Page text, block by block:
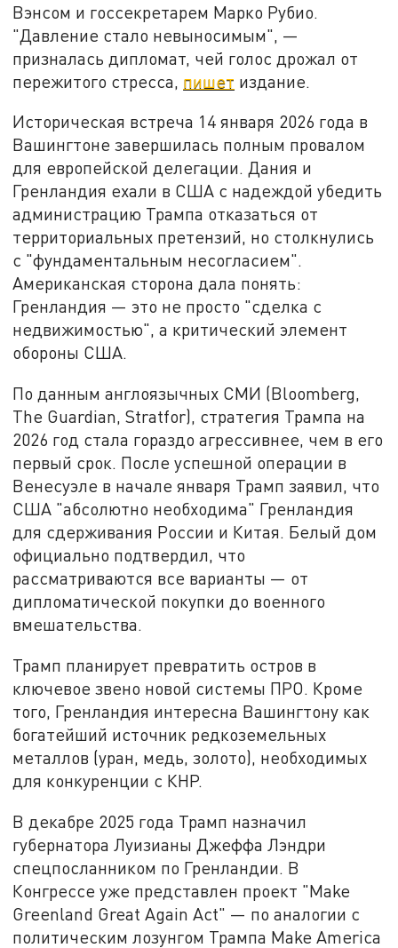
Вэнсом и госсекретарем Марко Рубио.
"Давление стало невыносимым", —
призналась дипломат, чей голос дрожал от
пережитого стресса, пишет издание.
Историческая встреча 14 января 2026 года в
Вашингтоне завершилась полным провалом
для европейской делегации. Дания и
Гренландия ехали в США с надеждой убедить
администрацию Трампа отказаться от
территориальных претензий, но столкнулись
с "фундаментальным несогласием".
Американская сторона дала понять:
Гренландия — это не просто "сделка с
недвижимостью", а критический элемент
обороны США.
По данным англоязычных СМИ (Bloomberg,
The Guardian, Stratfor), стратегия Трампа на
2026 год стала гораздо агрессивнее, чем в его
первый срок. После успешной операции в
Венесуэле в начале января Трамп заявил, что
США "абсолютно необходима" Гренландия
для сдерживания России и Китая. Белый дом
официально подтвердил, что
рассматриваются все варианты — от
дипломатической покупки до военного
вмешательства.
Трамп планирует превратить остров в
ключевое звено новой системы ПРО. Кроме
того, Гренландия интересна Вашингтону как
богатейший источник редкоземельных
металлов (уран, медь, золото), необходимых
для конкуренции с КНР.
В декабре 2025 года Трамп назначил
губернатора Луизианы Джеффа Лэндри
спецпосланником по Гренландии. В
Конгрессе уже представлен проект "Make
Greenland Great Again Act" — по аналогии с
политическим лозунгом Трампа Make America